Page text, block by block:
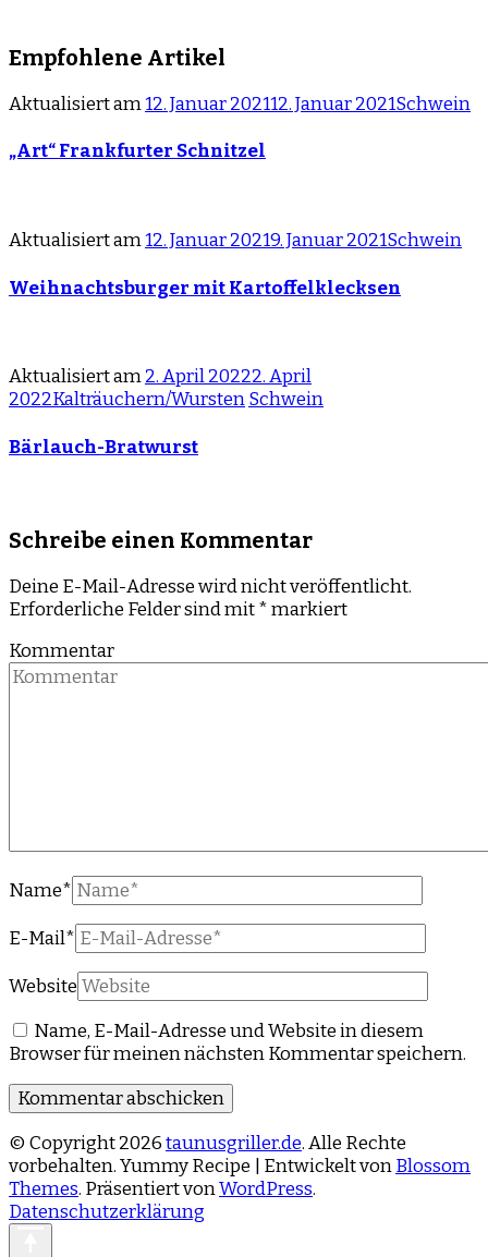
Empfohlene Artikel
Aktualisiert am12. Januar 202112. Januar 2021Schwein
„Art“ Frankfurter Schnitzel
Aktualisiert am12. Januar 20219. Januar 2021Schwein
Weihnachtsburger mit Kartoffelklecksen
Aktualisiert am2. April 20222. April
2022Kalträuchern/WurstenSchwein
Bärlauch-Bratwurst
Schreibe einen Kommentar
Deine E-Mail-Adresse wird nicht veröffentlicht.
Erforderliche Felder sind mit*markiert
Kommentar
Name*
E-Mail*
Website
Name, E-Mail-Adresse und Website in diesem
Browser für meinen nächsten Kommentar speichern.
© Copyright 2026taunusgriller.de. Alle Rechte
vorbehalten.Yummy Recipe | Entwickelt vonBlossom
Themes. Präsentiert vonWordPress.
Datenschutzerklärung